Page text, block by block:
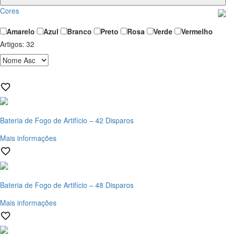
Cores
Amarelo Azul Branco Preto Rosa Verde
Vermelho
Artigos: 32
Bateria de Fogo de Artifício – 42 Disparos
Mais informações
Bateria de Fogo de Artifício – 48 Disparos
Mais informações